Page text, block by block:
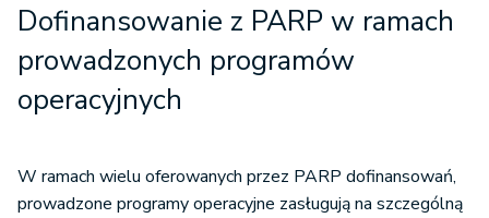
Dofinansowanie z PARP w ramach
prowadzonych programów
operacyjnych
W ramach wielu oferowanych przez PARP dofinansowań,
prowadzone programy operacyjne zasługują na szczególną